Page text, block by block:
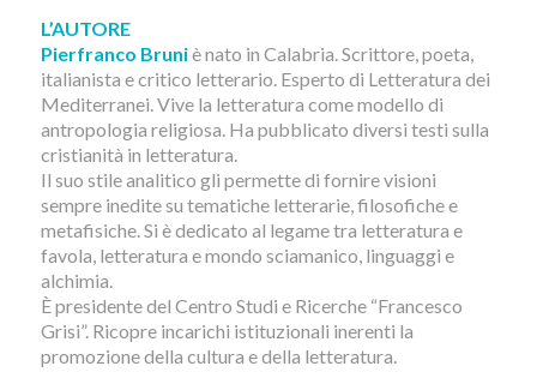
L’AUTORE
Pierfranco Bruniè nato in Calabria. Scrittore, poeta,
italianista e critico letterario. Esperto di Letteratura dei
Mediterranei. Vive la letteratura come modello di
antropologia religiosa. Ha pubblicato diversi testi sulla
cristianità in letteratura.
Il suo stile analitico gli permette di fornire visioni
sempre inedite su tematiche letterarie, filosofiche e
metafisiche. Si è dedicato al legame tra letteratura e
favola, letteratura e mondo sciamanico, linguaggi e
alchimia.
È presidente del Centro Studi e Ricerche “Francesco
Grisi”. Ricopre incarichi istituzionali inerenti la
promozione della cultura e della letteratura.